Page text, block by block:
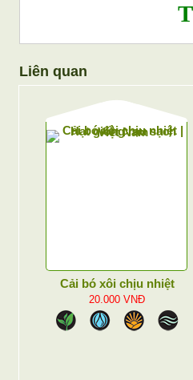
Liên quan
Cải bó xôi chịu nhiệt
20.000 VNĐ